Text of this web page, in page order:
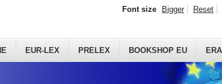
EUR-LEX PRELEX BOOKSHOP EU
Font size Bigger Reset